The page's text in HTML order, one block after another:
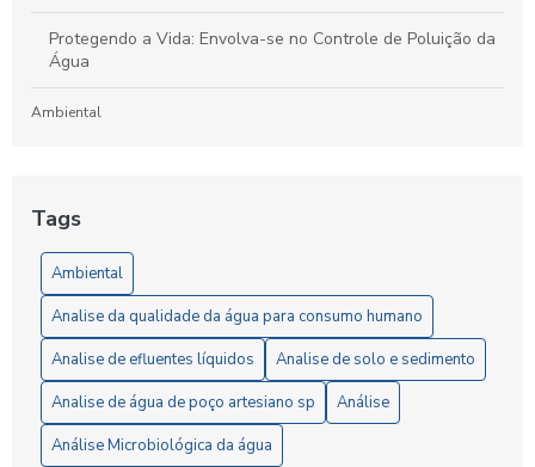
Protegendo a Vida: Envolva-se no Controle de Poluição da
Água
Ambiental
5 Vantagens da Análise de Solo SP para Agricultores
6 Passos Essenciais para a Análise Microbiológica da Água
6 Razões para Investir em um Laboratório de Análise de
Tags
Ambiental
Analise da qualidade da água para consumo humano
Analise de efluentes líquidos
Analise de solo e sedimento
Analise de água de poço artesiano sp
Análise
Análise Microbiológica da água